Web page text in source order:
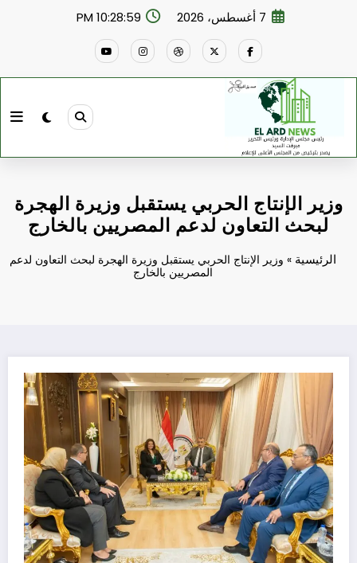
7 أغسطس، 2026 10:29:00 PM
وزير الإنتاج الحربي يستقبل وزيرة الهجرة
لبحث التعاون لدعم المصريين بالخارج
الرئيسية » وزير الإنتاج الحربي يستقبل وزيرة الهجرة لبحث التعاون لدعم
المصريين بالخارج